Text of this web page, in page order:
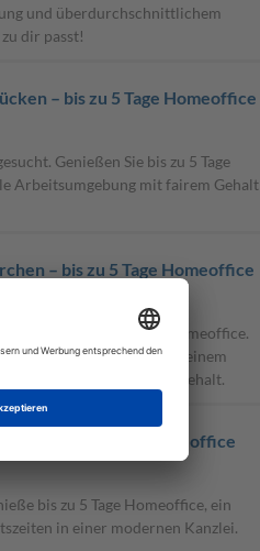
und überdurchschnittlichem
dir passt!
– bis zu 5 Tage Homeoffice
Genießen Sie bis zu 5 Tage
Arbeitsumgebung mit fairem Gehalt
– bis zu 5 Tage Homeoffice
mit bis zu 5 Tagen Homeoffice.
und arbeite in einem
überdurchschnittlichem Gehalt.
– bis zu 5 Tage Homeoffice
bis zu 5 Tage Homeoffice, ein
in einer modernen Kanzlei.